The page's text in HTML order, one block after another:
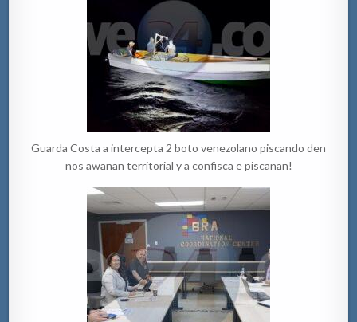
Guarda Costa a intercepta 2 boto venezolano piscando den
nos awanan territorial y a confisca e piscanan!